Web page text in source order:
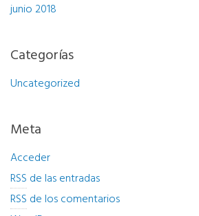
junio 2018
Categorías
Uncategorized
Meta
Acceder
RSS de las entradas
RSS de los comentarios